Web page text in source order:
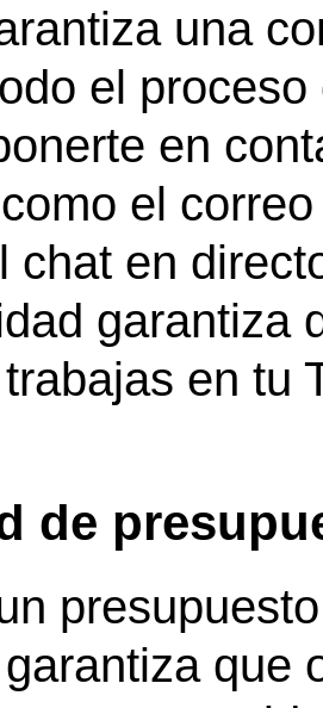
una
el
en
el
chat en
garantiza
en tu
de
que